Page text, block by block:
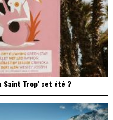
Saint Trop’ cet été ?